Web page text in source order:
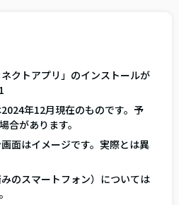
クトアプリ」のインストールが
年12月現在のものです。予
合があります。
面はイメージです。実際とは異
のスマートフォン）については